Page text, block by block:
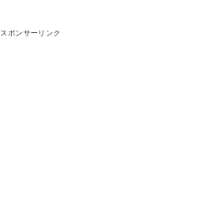
スポンサーリンク